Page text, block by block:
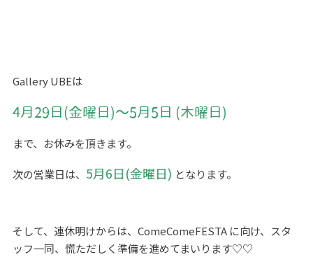
Gallery UBEは
4月29日(金曜日)～5月5日 (木曜日)
まで、お休みを頂きます。
次の営業日は、 5月6日(金曜日) となります。
そして、連休明けからは、ComeComeFESTA に向け、スタ
ッフ一同、慌ただしく準備を進めてまいります♡♡